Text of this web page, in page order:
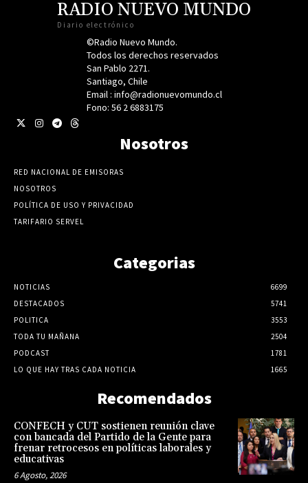
RADIO NUEVO MUNDO
Diario electrónico
©Radio Nuevo Mundo.
Todos los derechos reservados
San Pablo 2271.
Santiago, Chile
Email : info@radionuevomundo.cl
Fono: 56 2 6883175
Nosotros
RED NACIONAL DE EMISORAS
NOSOTROS
POLÍTICA DE USO Y PRIVACIDAD
TARIFARIO SERVEL
Categorias
NOTICIAS
6699
DESTACADOS
5741
POLITICA
3553
TODA TU MAÑANA
2504
PODCAST
1781
LO QUE HAY TRAS CADA NOTICIA
1665
Recomendados
CONFECH y CUT sostienen reunión clave
con bancada del Partido de la Gente para
frenar retrocesos en políticas laborales y
educativas
6 Agosto, 2026